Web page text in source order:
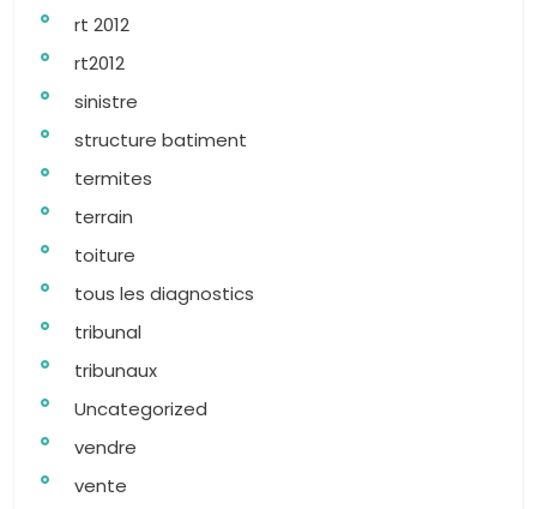
rt 2012
rt2012
sinistre
structure batiment
termites
terrain
toiture
tous les diagnostics
tribunal
tribunaux
Uncategorized
vendre
vente